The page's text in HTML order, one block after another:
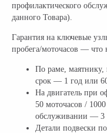
профилактического
данного Товара).
Гарантия на ключевые
пробега/моточасов — что
По раме, маятнику,
срок — 1 год или
На двигатель при
50 моточасов /
обслуживании — 3
Детали подвески